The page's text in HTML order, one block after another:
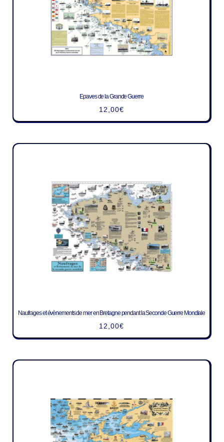
Epaves de la Grande Guerre
12,00€
Naufrages et évènements de mer en Bretagne pendant la Seconde Guerre Mondiale
12,00€